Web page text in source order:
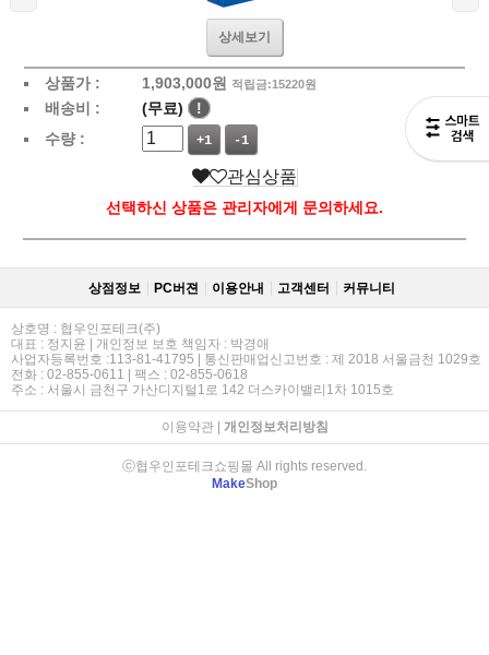
상세보기
상품가 : 1,903,000원 적립금:15220원
배송비 : (무료)
!
수량 :
+1 -1
관심상품
선택하신 상품은 관리자에게 문의하세요.
상점정보 PC버젼 이용안내 고객센터 커뮤니티
상호명 : 협우인포테크(주)
대표 : 정지윤 | 개인정보 보호 책임자 : 박경애
사업자등록번호 :113-81-41795 | 통신판매업신고번호 : 제 2018 서울금천 1029호
전화 : 02-855-0611 | 팩스 : 02-855-0618
주소 : 서울시 금천구 가산디지털1로 142 더스카이밸리1차 1015호
이용약관| 개인정보처리방침
ⓒ협우인포테크쇼핑몰 All rights reserved.
MakeShop